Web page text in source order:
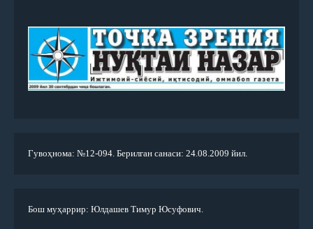
Гувоҳнома: №12-094. Берилган санаси: 24.08.2009 йил.
Бош муҳаррир: Юлдашев Тимур Юсуфович.